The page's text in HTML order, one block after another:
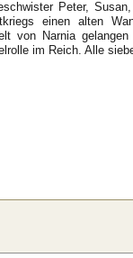
Peter,
einen alten
von Narnia
im Reich. Alle